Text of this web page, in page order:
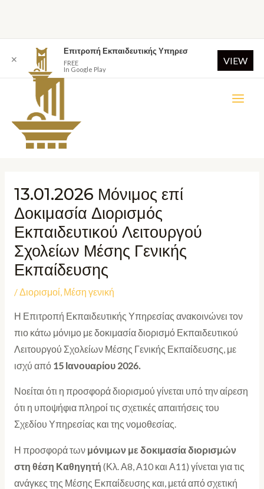
13.01.2026 Μόνιμος επί
Δοκιμασία Διορισμός
Εκπαιδευτικού Λειτουργού
Σχολείων Μέσης Γενικής
Εκπαίδευσης
/Διορισμοί, Μέση γενική
Η Επιτροπή Εκπαιδευτικής Υπηρεσίας ανακοινώνει τον
πιο κάτω μόνιμο με δοκιμασία διορισμό Εκπαιδευτικού
Λειτουργού Σχολείων Μέσης Γενικής Εκπαίδευσης, με
ισχύ από 15 Ιανουαρίου 2026.
Νοείται ότι η προσφορά διορισμού γίνεται υπό την αίρεση
ότι η υποψήφια πληροί τις σχετικές απαιτήσεις του
Σχεδίου Υπηρεσίας και της νομοθεσίας.
Η προσφορά των μόνιμων με δοκιμασία διορισμών
στη θέση Καθηγητή (Κλ. Α8, Α10 και Α11) γίνεται για τις
ανάγκες της Μέσης Εκπαίδευσης και, μετά από σχετική
✕
Επιτροπή Εκπαιδευτικής Υπηρεσ
FREE
In Google Play
VIEW